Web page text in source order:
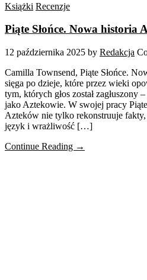
Książki Recenzje
Piąte Słońce. Nowa historia
12 października 2025 by Redakcja
Camilla Townsend, Piąte Słońce.
sięga po dzieje, które przez wieki
tym, których głos został
jako Aztekowie. W swojej pracy
Azteków nie tylko rekonstruuje
język i wrażliwość […]
Continue Reading →